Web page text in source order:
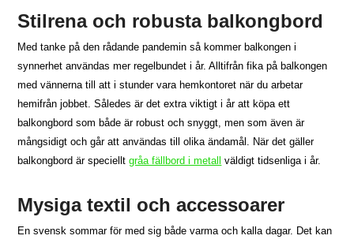
Stilrena och robusta balkongbord
Med tanke på den rådande pandemin så kommer balkongen i
synnerhet användas mer regelbundet i år. Alltifrån fika på balkongen
med vännerna till att i stunder vara hemkontoret när du arbetar
hemifrån jobbet. Således är det extra viktigt i år att köpa ett
balkongbord som både är robust och snyggt, men som även är
mångsidigt och går att användas till olika ändamål. När det gäller
balkongbord är specielltgråa fällbord i metall väldigt tidsenliga i år.
Mysiga textil och accessoarer
En svensk sommar för med sig både varma och kalla dagar. Det kan